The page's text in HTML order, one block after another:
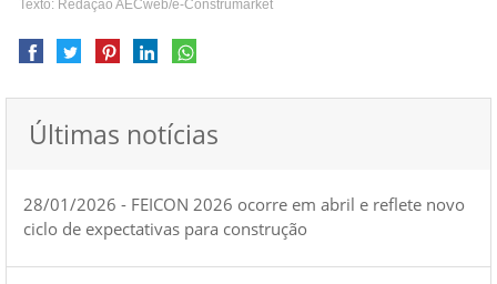
Texto: Redação AECweb/e-Construmarket
Últimas notícias
28/01/2026 - FEICON 2026 ocorre em abril e reflete novo
ciclo de expectativas para construção